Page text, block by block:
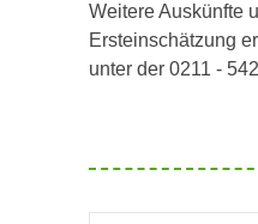
Weitere Auskünfte
Ersteinschätzung
unter der 0211 -